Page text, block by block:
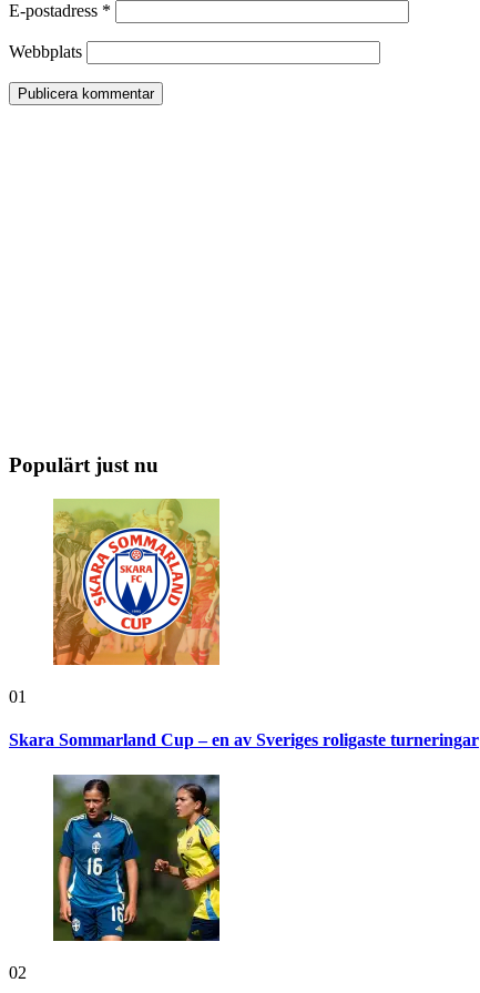
E-postadress *
Webbplats
Populärt just nu
01
Skara Sommarland Cup – en av Sveriges roligaste turneringar
02